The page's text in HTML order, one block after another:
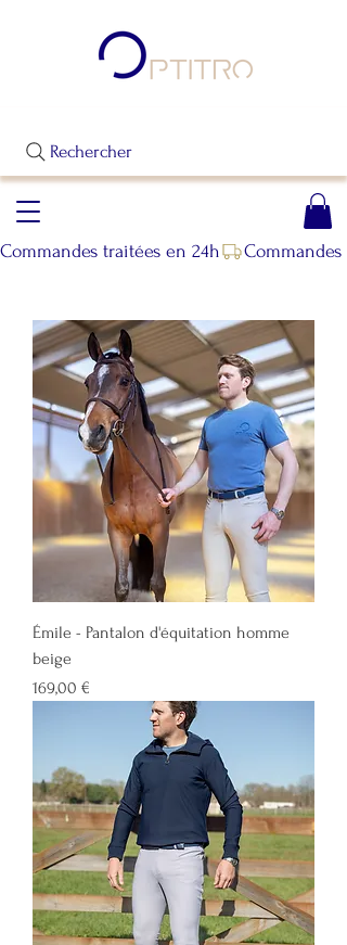
Rechercher
Commandes traitées en 24h
Émile - Pantalon d'équitation homme
beige
Prix
169,00 €